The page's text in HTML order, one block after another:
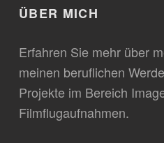
ÜBER MICH
Erfahren Sie mehr über
meinen beruflichen
Projekte im Bereich
Filmflugaufnahmen.